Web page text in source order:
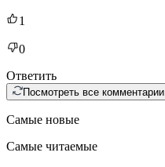
1
0
Ответить
Посмотреть все комментарии
Самые новые
Самые читаемые